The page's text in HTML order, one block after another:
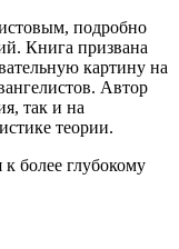
подробно
Книга призвана
картину на
Автор
так и на
теории.
к более глубокому